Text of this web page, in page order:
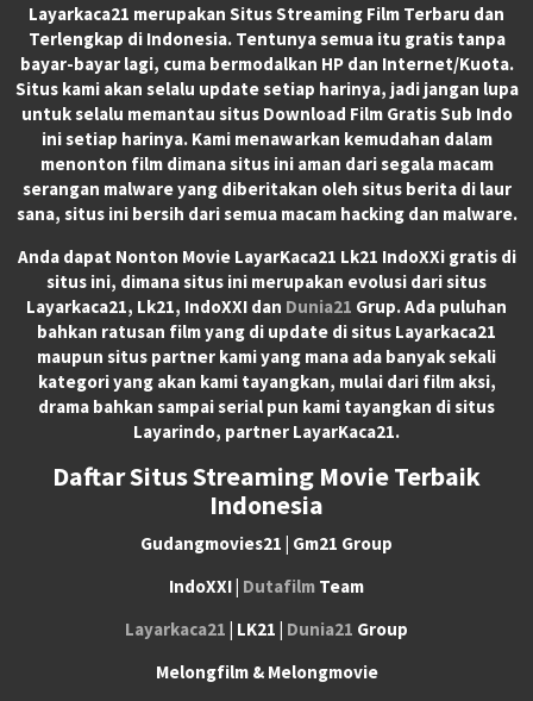
Layarkaca21 merupakan Situs Streaming Film Terbaru dan
Terlengkap di Indonesia. Tentunya semua itu gratis tanpa
bayar-bayar lagi, cuma bermodalkan HP dan Internet/Kuota.
Situs kami akan selalu update setiap harinya, jadi jangan lupa
untuk selalu memantau situs Download Film Gratis Sub Indo
ini setiap harinya. Kami menawarkan kemudahan dalam
menonton film dimana situs ini aman dari segala macam
serangan malware yang diberitakan oleh situs berita di laur
sana, situs ini bersih dari semua macam hacking dan malware.
Anda dapat Nonton Movie LayarKaca21 Lk21 IndoXXigratis di
situs ini, dimana situs ini merupakan evolusi dari situs
Layarkaca21, Lk21, IndoXXI dan Dunia21 Grup. Ada puluhan
bahkan ratusan film yang di update di situs Layarkaca21
maupun situs partner kami yang mana ada banyak sekali
kategori yang akan kami tayangkan, mulai dari film aksi,
drama bahkan sampai serial pun kami tayangkan di situs
Layarindo, partner LayarKaca21.
Daftar Situs Streaming Movie Terbaik
Indonesia
Gudangmovies21 | Gm21 Group
IndoXXI | Dutafilm Team
Layarkaca21 | LK21 | Dunia21 Group
Melongfilm & Melongmovie